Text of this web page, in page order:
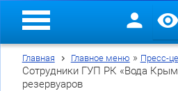
Главная Главное меню » Пресс-
Сотрудники ГУП РК «Вода
резервуаров